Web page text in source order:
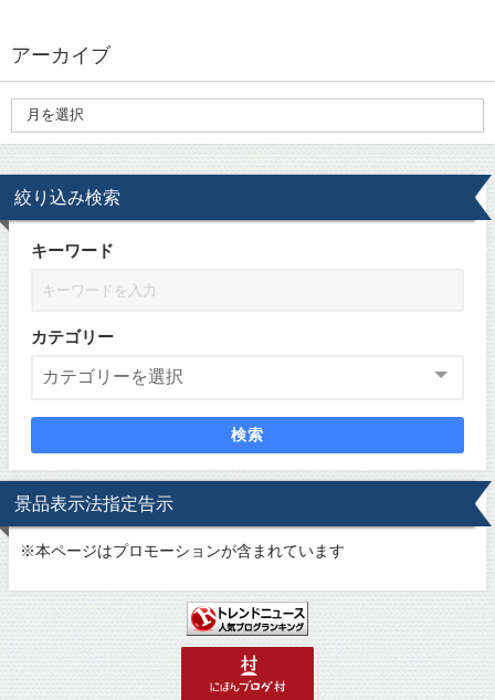
アーカイブ
絞り込み検索
キーワード
カテゴリー
検索
景品表示法指定告示
※本ページはプロモーションが含まれています